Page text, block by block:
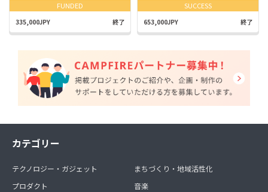
FUNDED
335,000JPY 終了
SUCCESS
653,000JPY 終了
カテゴリー
テクノロジー・ガジェット
プロダクト
まちづくり・地域活性化
音楽